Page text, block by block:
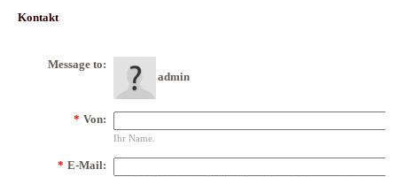
Kontakt
Message to:
admin
* Von:
Ihr Name.
* E-Mail: